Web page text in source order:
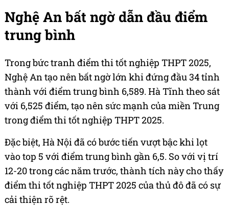
Nghệ An bất ngờ dẫn đầu điểm
trung bình
Trong bức tranh điểm thi tốt nghiệp THPT 2025,
Nghệ An tạo nên bất ngờ lớn khi đứng đầu 34 tỉnh
thành với điểm trung bình 6,589. Hà Tĩnh theo sát
với 6,525 điểm, tạo nên sức mạnh của miền Trung
trong điểm thi tốt nghiệp THPT 2025.
Đặc biệt, Hà Nội đã có bước tiến vượt bậc khi lọt
vào top 5 với điểm trung bình gần 6,5. So với vị trí
12-20 trong các năm trước, thành tích này cho thấy
điểm thi tốt nghiệp THPT 2025 của thủ đô đã có sự
cải thiện rõ rệt.